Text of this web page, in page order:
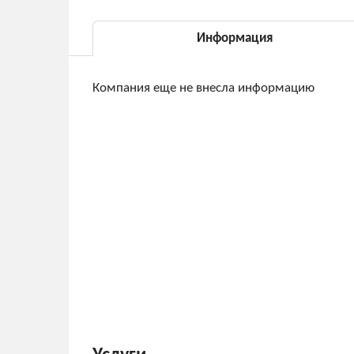
Информация
Компания еще не внесла информацию